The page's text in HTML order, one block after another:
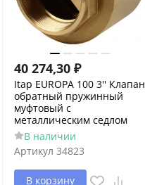
40 274,30 ₽
Itap EUROPA 100 3'' Клапан
обратный пружинный
муфтовый с
металлическим седлом
В наличии
Артикул 34823
В корзину